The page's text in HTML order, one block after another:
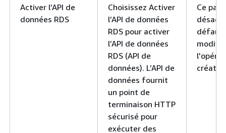
Activer l’API de
données RDS
Choisissez Activer
l’API de données
RDS pour activer
l’API de données
RDS (API de
données). L’API de
données fournit
un point de
terminaison HTTP
sécurisé pour
exécuter des
Ce